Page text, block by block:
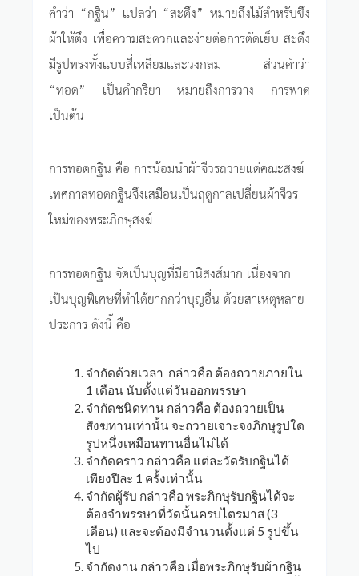
คำว่า “กฐิน” แปลว่า “สะดึง” หมายถึงไม้สำหรับขึง
ผ้าให้ตึง เพื่อความสะดวกและง่ายต่อการตัดเย็บ สะดึง
มีรูปทรงทั้งแบบสี่เหลี่ยมและวงกลม ส่วนคำว่า
“ทอด” เป็นคำกริยา หมายถึงการวาง การพาด
เป็นต้น
การทอดกฐิน คือ การน้อมนำผ้าจีวรถวายแด่คณะสงฆ์
เทศกาลทอดกฐินจึงเสมือนเป็นฤดูกาลเปลี่ยนผ้าจีวร
ใหม่ของพระภิกษุสงฆ์
การทอดกฐิน จัดเป็นบุญที่มีอานิสงส์มาก เนื่องจาก
เป็นบุญพิเศษที่ทำได้ยากกว่าบุญอื่น ด้วยสาเหตุหลาย
ประการ ดังนี้ คือ
จำกัดด้วยเวลา กล่าวคือ ต้องถวายภายใน
1 เดือน นับตั้งแต่วันออกพรรษา
จำกัดชนิดทาน กล่าวคือ ต้องถวายเป็น
สังฆทานเท่านั้น จะถวายเจาะจงภิกษุรูปใด
รูปหนึ่งเหมือนทานอื่นไม่ได้
จำกัดคราว กล่าวคือ แต่ละวัดรับกฐินได้
เพียงปีละ 1 ครั้งเท่านั้น
จำกัดผู้รับ กล่าวคือ พระภิกษุรับกฐินได้จะ
ต้องจำพรรษาที่วัดนั้นครบไตรมาส (3
เดือน) และจะต้องมีจำนวนตั้งแต่ 5 รูปขึ้น
ไป
จำกัดงาน กล่าวคือ เมื่อพระภิกษุรับผ้ากฐิน